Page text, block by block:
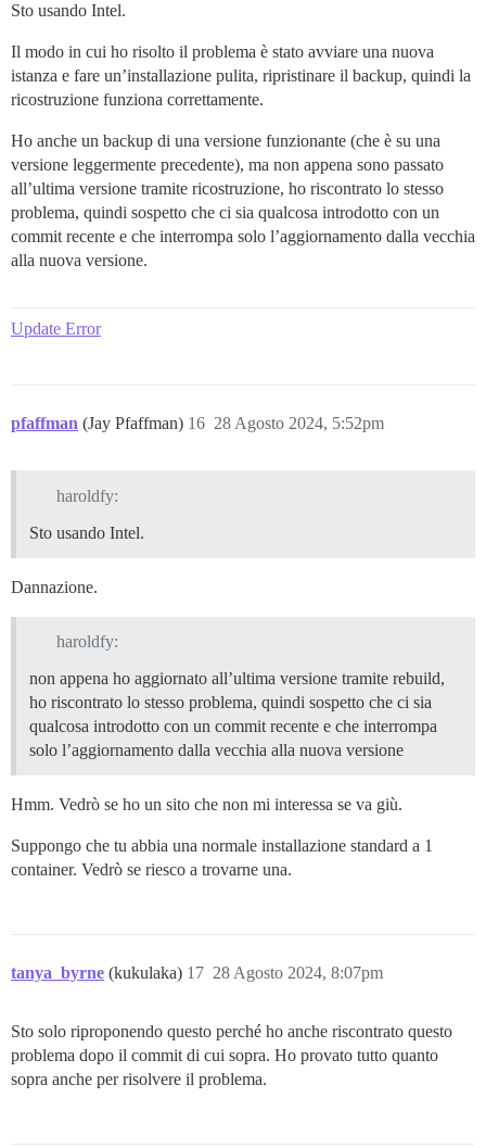
Sto usando Intel.
Il modo in cui ho risolto il problema è stato avviare una nuova
istanza e fare un’installazione pulita, ripristinare il backup, quindi la
ricostruzione funziona correttamente.
Ho anche un backup di una versione funzionante (che è su una
versione leggermente precedente), ma non appena sono passato
all’ultima versione tramite ricostruzione, ho riscontrato lo stesso
problema, quindi sospetto che ci sia qualcosa introdotto con un
commit recente e che interrompa solo l’aggiornamento dalla vecchia
alla nuova versione.
Update Error
pfaffman (Jay Pfaffman) 28 Agosto 2024, 5:52pm
16
haroldfy:
Sto usando Intel.
Dannazione.
haroldfy:
non appena ho aggiornato all’ultima versione tramite rebuild,
ho riscontrato lo stesso problema, quindi sospetto che ci sia
qualcosa introdotto con un commit recente e che interrompa
solo l’aggiornamento dalla vecchia alla nuova versione
Hmm. Vedrò se ho un sito che non mi interessa se va giù.
Suppongo che tu abbia una normale installazione standard a 1
container. Vedrò se riesco a trovarne una.
tanya_byrne (kukulaka) 28 Agosto 2024, 8:07pm
17
Sto solo riproponendo questo perché ho anche riscontrato questo
problema dopo il commit di cui sopra. Ho provato tutto quanto
sopra anche per risolvere il problema.